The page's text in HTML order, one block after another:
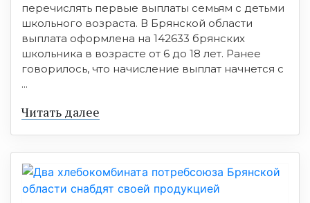
перечислять первые выплаты семьям с детьми
школьного возраста. В Брянской области
выплата оформлена на 142633 брянских
школьника в возрасте от 6 до 18 лет. Ранее
говорилось, что начисление выплат начнется с
...
Читать далее